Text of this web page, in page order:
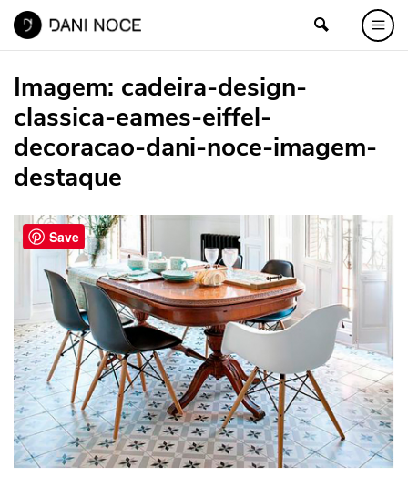
Imagem: cadeira-design-
classica-eames-eiffel-
decoracao-dani-noce-imagem-
destaque
Save